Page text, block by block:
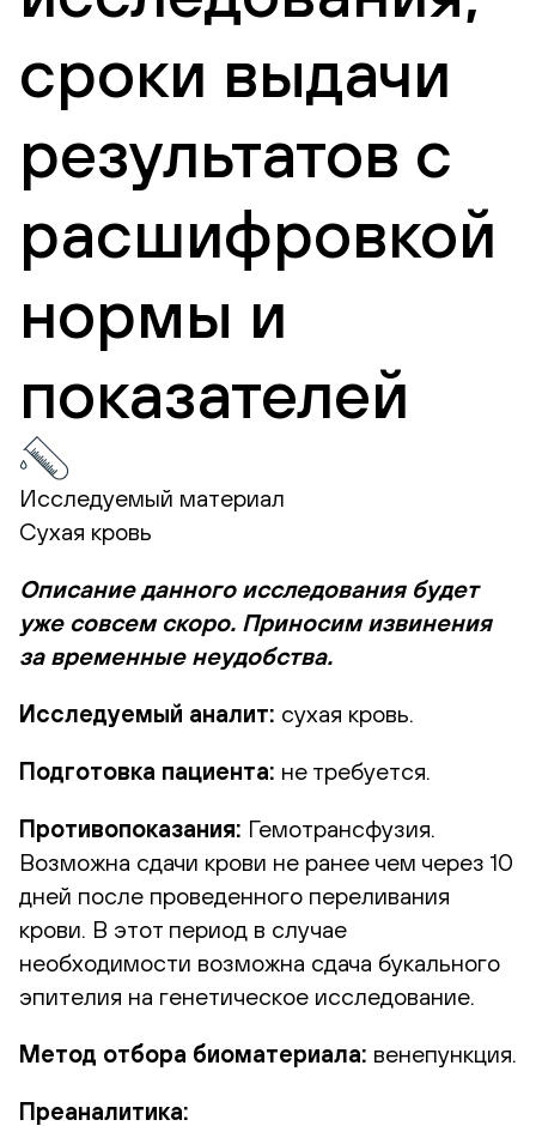
сроки выдачи
результатов с
расшифровкой
нормы и
показателей
Исследуемый материал
Сухая кровь
Описание данного исследования будет
уже совсем скоро. Приносим извинения
за временные неудобства.
Исследуемый аналит: сухая кровь.
Подготовка пациента: не требуется.
Противопоказания: Гемотрансфузия.
Возможна сдачи крови не ранее чем через 10
дней после проведенного переливания
крови. В этот период в случае
необходимости возможна сдача букального
эпителия на генетическое исследование.
Метод отбора биоматериала: венепункция.
Преаналитика: